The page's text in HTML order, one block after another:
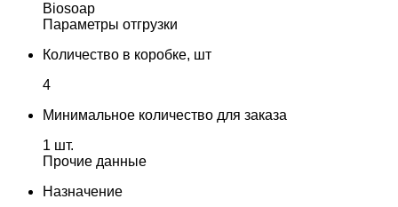
Biosoap
Параметры отгрузки
Количество в коробке, шт
4
Минимальное количество для заказа
1 шт.
Прочие данные
Назначение